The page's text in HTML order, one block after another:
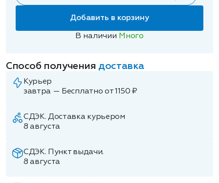
Добавить в корзину
В наличии Много
Способ получения доставка
Курьер
завтра — Бесплатно от 1150 ₽
СДЭК. Доставка курьером
8 августа
СДЭК. Пункт выдачи.
8 августа